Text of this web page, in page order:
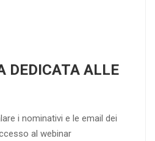
DEDICATA ALLE
i nominativi e le email dei
al webinar